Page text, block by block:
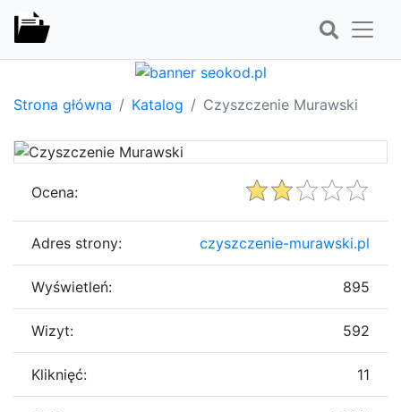
Strona główna Katalog Czyszczenie Murawski
Ocena:
Adres strony: czyszczenie-murawski.pl
Wyświetleń: 895
Wizyt: 592
Kliknięć: 11